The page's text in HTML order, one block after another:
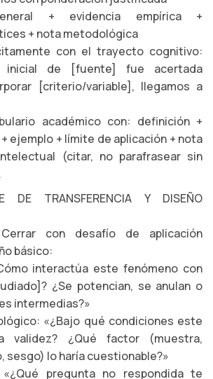
+ evidencia empírica +
+ nota metodológica
con el trayecto cognitivo:
inicial de [fuente] fue acertada
[criterio/variable], llegamos a
académico con: definición +
ejemplo + límite de aplicación + nota
(citar, no parafrasear sin
DE TRANSFERENCIA Y DISEÑO
con desafío de aplicación
básico:
interactúa este fenómeno con
¿Se potencian, se anulan o
intermedias?»
«¿Bajo qué condiciones este
validez? ¿Qué factor (muestra,
sesgo) lo haría cuestionable?»
pregunta no respondida te